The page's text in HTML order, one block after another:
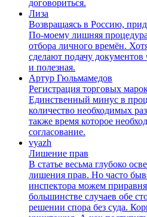
договориться.
Лиза
Возвращаясь в Россию,
По-моему лишняя
отбора личного времён.
сделают подачу документов
и полезная.
Артур Гюльмамедов
Регистрация торговых
Единственный минус в
количество необходимых
также время которое
согласование.
vyazh
Лишение прав
В статье весьма глубоко
лишения прав. Но часто
инспектора можем
большинстве случаев обе
решении спора без суда.